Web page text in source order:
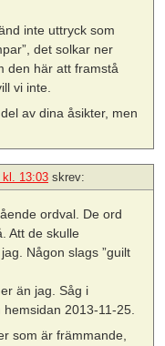
inte uttryck som
det solkar ner
den här att framstå
vi inte.
av dina åsikter, men
kl. 13:03 skrev:
ordval. De ord
Att de skulle
Någon slags ”guilt
än jag. Såg i
hemsidan 2013-11-25.
som är främmande,